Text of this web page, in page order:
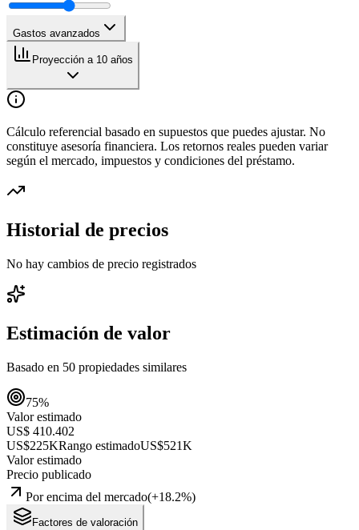
Gastos avanzados
Proyección a 10 años
Cálculo referencial basado en supuestos que puedes ajustar. No
constituye asesoría financiera. Los retornos reales pueden variar
según el mercado, impuestos y condiciones del préstamo.
Historial de precios
No hay cambios de precio registrados
Estimación de valor
Basado en 50 propiedades similares
75%
Valor estimado
US$ 410.402
US$225KRango estimadoUS$521K
Valor estimado
Precio publicado
Por encima del mercado(+18.2%)
Factores de valoración